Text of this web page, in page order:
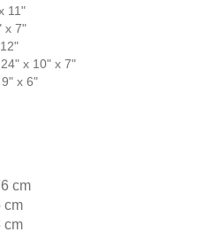
11"
x 7"
x 10" x 7"
x 6"
cm
cm
cm